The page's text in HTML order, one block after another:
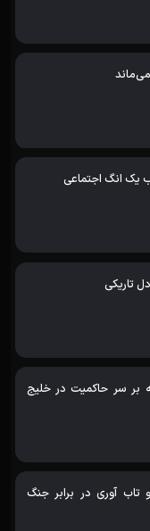
یک انگ اجتماعی
تاریکی
سر حاکمیت در خلیج
تاب آوری در برابر جنگ